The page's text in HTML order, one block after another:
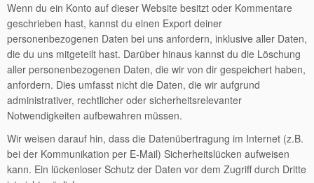
Wenn du ein Konto auf dieser Website besitzt oder Kommentare
geschrieben hast, kannst du einen Export deiner
personenbezogenen Daten bei uns anfordern, inklusive aller Daten,
die du uns mitgeteilt hast. Darüber hinaus kannst du die Löschung
aller personenbezogenen Daten, die wir von dir gespeichert haben,
anfordern. Dies umfasst nicht die Daten, die wir aufgrund
administrativer, rechtlicher oder sicherheitsrelevanter
Notwendigkeiten aufbewahren müssen.
Wir weisen darauf hin, dass die Datenübertragung im Internet (z.B.
bei der Kommunikation per E-Mail) Sicherheitslücken aufweisen
kann. Ein lückenloser Schutz der Daten vor dem Zugriff durch Dritte